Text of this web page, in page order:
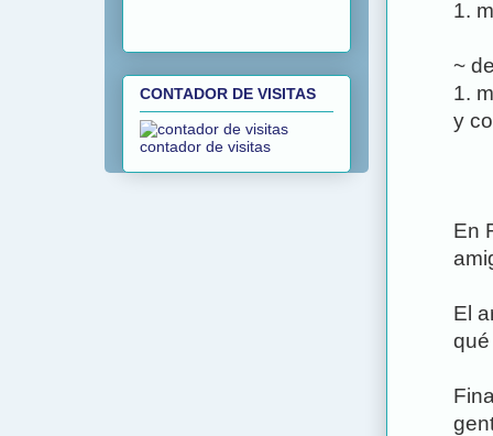
1.
~
1.
y
En
El
qué
CONTADOR DE VISITAS
contador de visitas